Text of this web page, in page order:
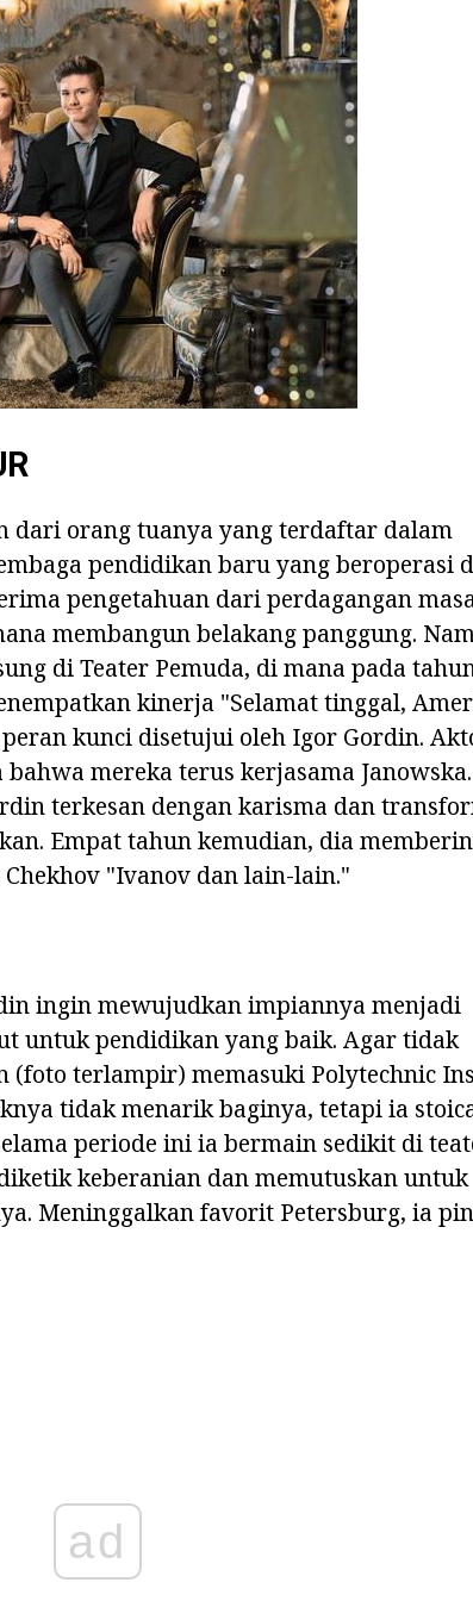
dari orang tuanya yang terdaftar dalam
pendidikan baru yang beroperasi
pengetahuan dari perdagangan
membangun belakang panggung.
di Teater Pemuda, di mana pada
kinerja "Selamat tinggal,
kunci disetujui oleh Igor Gordin.
mereka terus kerjasama Janowska.
terkesan dengan karisma dan
Empat tahun kemudian, dia
"Ivanov dan lain-lain."
ingin mewujudkan impiannya menjadi
untuk pendidikan yang baik. Agar tidak
(foto terlampir) memasuki Polytechnic
tidak menarik baginya, tetapi ia
periode ini ia bermain sedikit di
keberanian dan memutuskan untuk
Meninggalkan favorit Petersburg, ia
ad